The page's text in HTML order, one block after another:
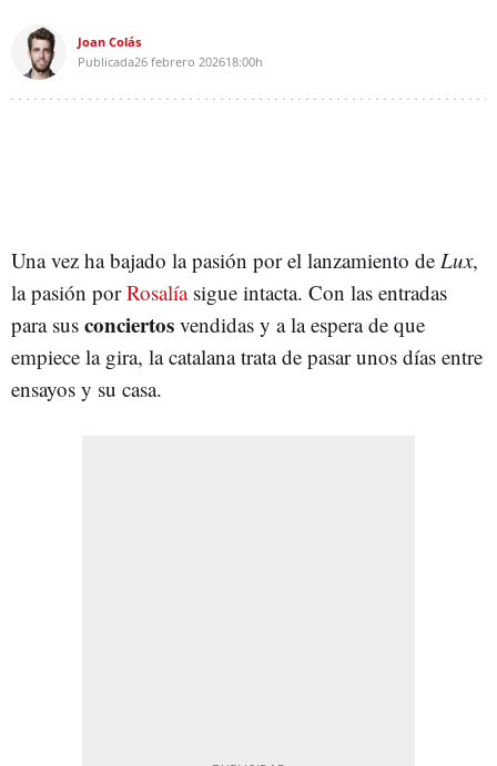
Joan Colás
Publicada26 febrero 202618:00h
Una vez ha bajado la pasión por el lanzamiento de Lux,
la pasión porRosalíasigue intacta. Con las entradas
para sus conciertos vendidas y a la espera de que
empiece la gira, la catalana trata de pasar unos días entre
ensayos y su casa.